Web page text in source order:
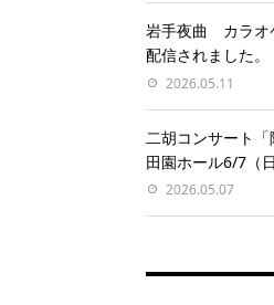
岩手夜曲 カラオ
配信されました。
2026.05.11
二胡コンサート
田園ホール6/7（日
2026.05.07